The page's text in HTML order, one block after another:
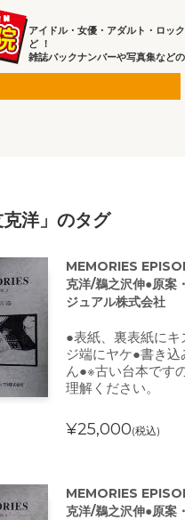
アイドル・女優・アダルト・ロッ
ど ！
雑誌バックナンバーや写真集など
克洋」のタグ
MEMORIES
克洋/鵜之沢伸●原案
ジュアル株式会社
●表紙、裏表紙に
ジ端にヤケ●書き
ん●※古い台本です
理解ください。
¥25,000(税込)
MEMORIES
克洋/鵜之沢伸●原案